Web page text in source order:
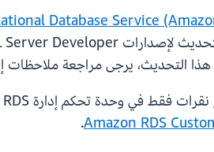
التحديث، يرجى مراجعة ملاحظات
.